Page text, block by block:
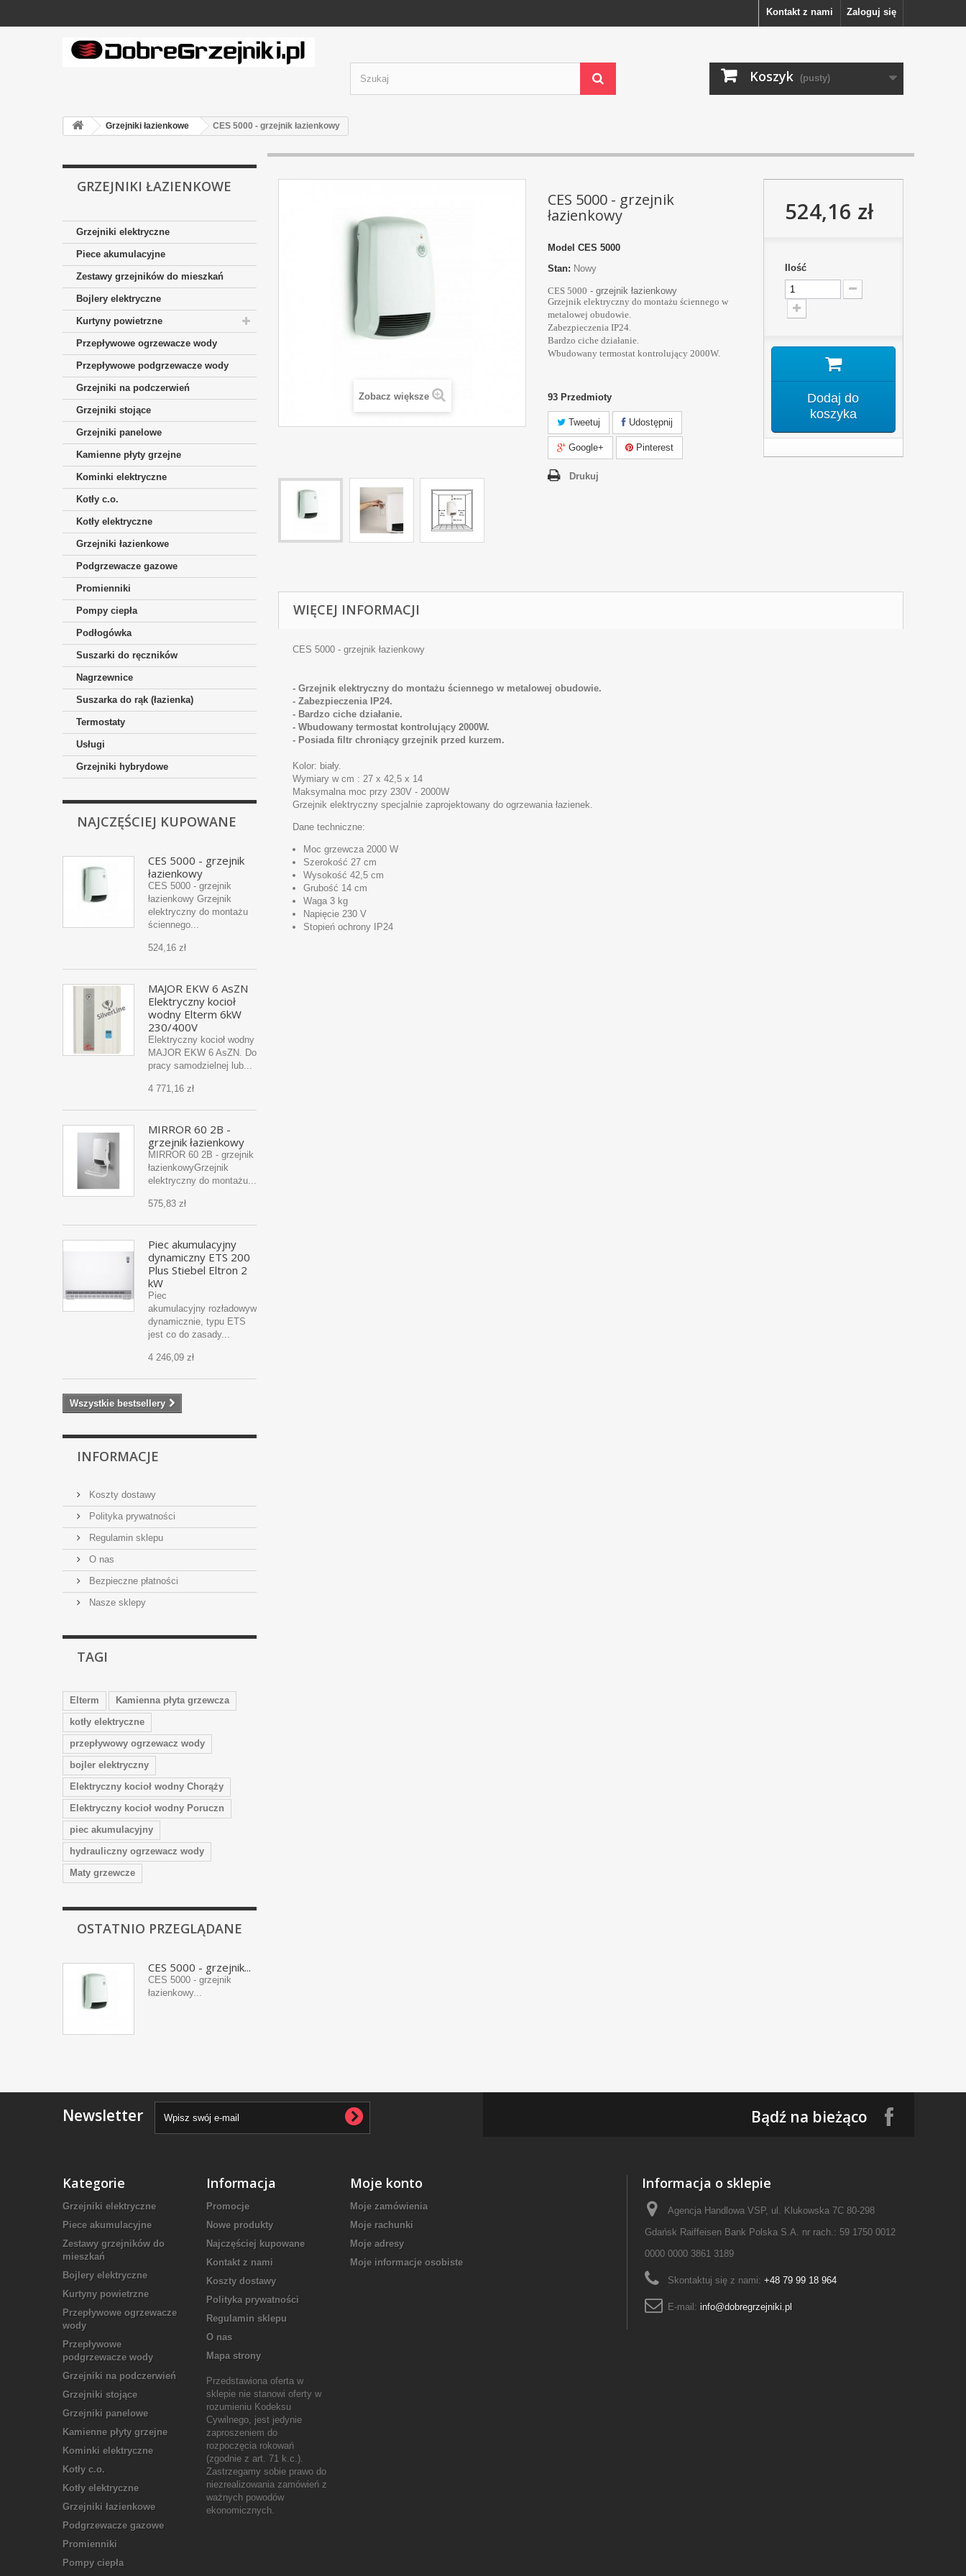
Zaloguj się
Kontakt z nami
Koszyk (pusty)
Grzejniki łazienkowe CES 5000 - grzejnik łazienkowy
GRZEJNIKI ŁAZIENKOWE
Grzejniki elektryczne
Piece akumulacyjne
Zestawy grzejników do mieszkań
Bojlery elektryczne
Kurtyny powietrzne
Przepływowe ogrzewacze wody
Przepływowe podgrzewacze wody
Grzejniki na podczerwień
Grzejniki stojące
Grzejniki panelowe
Kamienne płyty grzejne
Kominki elektryczne
Kotły c.o.
Kotły elektryczne
Grzejniki łazienkowe
Podgrzewacze gazowe
Promienniki
Pompy ciepła
Podłogówka
Suszarki do ręczników
Nagrzewnice
Suszarka do rąk (łazienka)
Termostaty
Usługi
Grzejniki hybrydowe
NAJCZĘŚCIEJ KUPOWANE
CES 5000 - grzejnik
łazienkowy
CES 5000 - grzejnik
łazienkowy Grzejnik
elektryczny do montażu
ściennego...
524,16 zł
MAJOR EKW 6 AsZN
Elektryczny kocioł
wodny Elterm 6kW
230/400V
Elektryczny kocioł wodny
MAJOR EKW 6 AsZN. Do
pracy samodzielnej lub...
4 771,16 zł
MIRROR 60 2B -
grzejnik łazienkowy
MIRROR 60 2B - grzejnik
łazienkowyGrzejnik
elektryczny do montażu...
575,83 zł
Piec akumulacyjny
dynamiczny ETS 200
Plus Stiebel Eltron 2
kW
Piec
akumulacyjny rozładowywany
dynamicznie, typu ETS
jest co do zasady...
4 246,09 zł
Wszystkie bestsellery
INFORMACJE
Koszty dostawy
Polityka prywatności
Regulamin sklepu
O nas
Bezpieczne płatności
Nasze sklepy
TAGI
Elterm
Kamienna płyta grzewcza
kotły elektryczne
przepływowy ogrzewacz wody
bojler elektryczny
Elektryczny kocioł wodny Chorąży
Elektryczny kocioł wodny Poruczn
piec akumulacyjny
hydrauliczny ogrzewacz wody
Maty grzewcze
OSTATNIO PRZEGLĄDANE
CES 5000 - grzejnik...
CES 5000 - grzejnik
łazienkowy...
Zobacz większe
CES 5000 - grzejnik
łazienkowy
Model CES 5000
Stan: Nowy
CES 5000 - grzejnik łazienkowy
Grzejnik elektryczny do montażu ściennego w
metalowej obudowie.
Zabezpieczenia IP24.
Bardzo ciche działanie.
Wbudowany termostat kontrolujący 2000W.
93 Przedmioty
Tweetuj Udostępnij
Google+ Pinterest
Drukuj
524,16 zł
Ilość
Dodaj do
koszyka
WIĘCEJ INFORMACJI
CES 5000 - grzejnik łazienkowy
- Grzejnik elektryczny do montażu ściennego w metalowej obudowie.
- Zabezpieczenia IP24.
- Bardzo ciche działanie.
- Wbudowany termostat kontrolujący 2000W.
- Posiada filtr chroniący grzejnik przed kurzem.
Kolor: biały.
Wymiary w cm : 27 x 42,5 x 14
Maksymalna moc przy 230V - 2000W
Grzejnik elektryczny specjalnie zaprojektowany do ogrzewania łazienek.
Dane techniczne:
Moc grzewcza 2000 W
Szerokość 27 cm
Wysokość 42,5 cm
Grubość 14 cm
Waga 3 kg
Napięcie 230 V
Stopień ochrony IP24
Newsletter Bądź na bieżąco
Kategorie
Grzejniki elektryczne
Piece akumulacyjne
Zestawy grzejników do
mieszkań
Bojlery elektryczne
Kurtyny powietrzne
Przepływowe ogrzewacze
wody
Przepływowe
podgrzewacze wody
Grzejniki na podczerwień
Grzejniki stojące
Grzejniki panelowe
Kamienne płyty grzejne
Kominki elektryczne
Kotły c.o.
Kotły elektryczne
Grzejniki łazienkowe
Podgrzewacze gazowe
Promienniki
Pompy ciepła
Informacja
Promocje
Nowe produkty
Najczęściej kupowane
Kontakt z nami
Koszty dostawy
Polityka prywatności
Regulamin sklepu
O nas
Mapa strony
Przedstawiona oferta w
sklepie nie stanowi oferty w
rozumieniu Kodeksu
Cywilnego, jest jedynie
zaproszeniem do
rozpoczęcia rokowań
(zgodnie z art. 71 k.c.).
Zastrzegamy sobie prawo do
niezrealizowania zamówień z
ważnych powodów
ekonomicznych.
Moje konto
Moje zamówienia
Moje rachunki
Moje adresy
Moje informacje osobiste
Informacja o sklepie
Agencja Handlowa VSP, ul. Klukowska 7C 80-298
Gdańsk Raiffeisen Bank Polska S.A. nr rach.: 59 1750 0012
0000 0000 3861 3189
Skontaktuj się z nami: +48 79 99 18 964
E-mail: info@dobregrzejniki.pl